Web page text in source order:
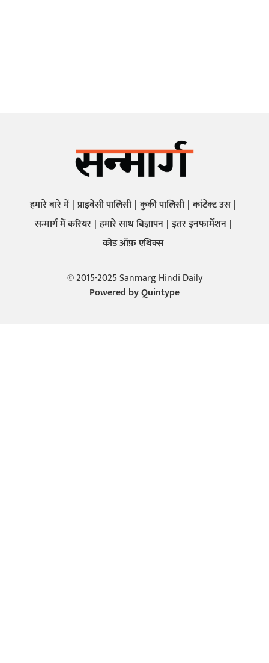
हमारे बारे में प्राइवेसी पालिसी कुकी पालिसी कांटेक्ट उस
सन्मार्ग में करियर हमारे साथ बिज्ञापन इतर इनफार्मेशन
कोड ऑफ़ एथिक्स
© 2015-2025 Sanmarg Hindi Daily
Powered byQuintype